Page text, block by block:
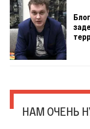
НАМ ОЧЕНЬ